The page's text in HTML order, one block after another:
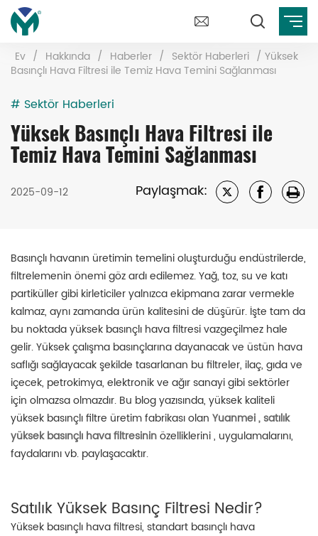
Ev / Hakkında / Haberler / Sektör Haberleri / Yüksek
Basınçlı Hava Filtresi ile Temiz Hava Temini Sağlanması
# Sektör Haberleri
Yüksek Basınçlı Hava Filtresi ile
Temiz Hava Temini Sağlanması
2025-09-12 Paylaşmak:
Basınçlı havanın üretimin temelini oluşturduğu endüstrilerde,
filtrelemenin önemi göz ardı edilemez. Yağ, toz, su ve katı
partiküller gibi kirleticiler yalnızca ekipmana zarar vermekle
kalmaz, aynı zamanda ürün kalitesini de düşürür. İşte tam da
bu noktada yüksek basınçlı hava filtresi vazgeçilmez hale
gelir. Yüksek çalışma basınçlarına dayanacak ve üstün hava
saflığı sağlayacak şekilde tasarlanan bu filtreler, ilaç, gıda ve
içecek, petrokimya, elektronik ve ağır sanayi gibi sektörler
için olmazsa olmazdır. Bu blog yazısında, yüksek kaliteli
yüksek basınçlı filtre üretim fabrikası olan Yuanmei , satılık
yüksek basınçlı hava filtresininözelliklerini , uygulamalarını,
faydalarını vb. paylaşacaktır.
Satılık Yüksek Basınç Filtresi Nedir?
Yüksek basınçlı hava filtresi, standart basınçlı hava